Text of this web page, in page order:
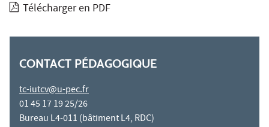
Télécharger en PDF
CONTACT PÉDAGOGIQUE
tc-iutcv@u-pec.fr
01 45 17 19 25/26
Bureau L4-011 (bâtiment L4, RDC)